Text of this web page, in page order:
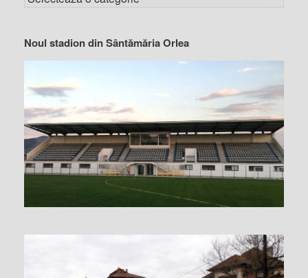
Noul stadion din Sântămăria Orlea